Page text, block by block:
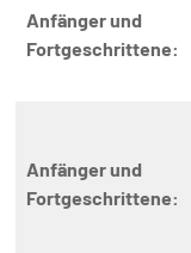
Anfänger und
Fortgeschrittene:
Anfänger und
Fortgeschrittene: